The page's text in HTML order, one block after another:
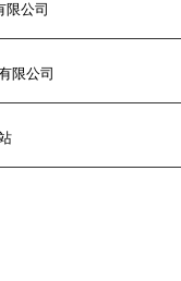
限公司
限公司